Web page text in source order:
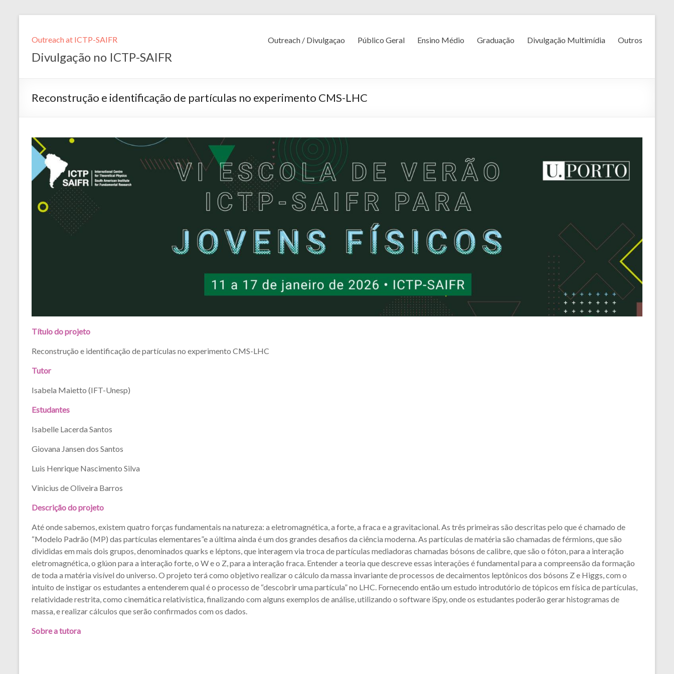
Outreach at ICTP-SAIFR
Divulgação no ICTP-SAIFR
Outreach / Divulgaçao Público Geral Ensino Médio Graduação Divulgação Multimídia Outros
Reconstrução e identificação de partículas no experimento CMS-LHC
Título do projeto
Reconstrução e identificação de partículas no experimento CMS-LHC
Tutor
Isabela Maietto (IFT-Unesp)
Estudantes
Isabelle Lacerda Santos
Giovana Jansen dos Santos
Luis Henrique Nascimento Silva
Vinicius de Oliveira Barros
Descrição do projeto
Até onde sabemos, existem quatro forças fundamentais na natureza: a eletromagnética, a forte, a fraca e a gravitacional. As três primeiras são descritas pelo que é chamado de
“Modelo Padrão (MP) das partículas elementares”e a última ainda é um dos grandes desafios da ciência moderna. As partículas de matéria são chamadas de férmions, que são
divididas em mais dois grupos, denominados quarks e léptons, que interagem via troca de partículas mediadoras chamadas bósons de calibre, que são o fóton, para a interação
eletromagnética, o glúon para a interação forte, o W e o Z, para a interação fraca. Entender a teoria que descreve essas interações é fundamental para a compreensão da formação
de toda a matéria visível do universo. O projeto terá como objetivo realizar o cálculo da massa invariante de processos de decaimentos leptônicos dos bósons Z e Higgs, com o
intuito de instigar os estudantes a entenderem qual é o processo de “descobrir uma partícula” no LHC. Fornecendo então um estudo introdutório de tópicos em física de partículas,
relatividade restrita, como cinemática relativística, finalizando com alguns exemplos de análise, utilizando o software iSpy, onde os estudantes poderão gerar histogramas de
massa, e realizar cálculos que serão confirmados com os dados.
Sobre a tutora